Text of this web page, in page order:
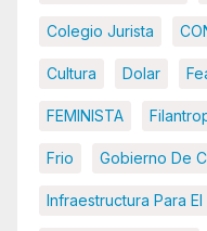
Colegio Jurista
Cultura Dolar
FEMINISTA
Frio Gobierno De
Infraestructura Para El